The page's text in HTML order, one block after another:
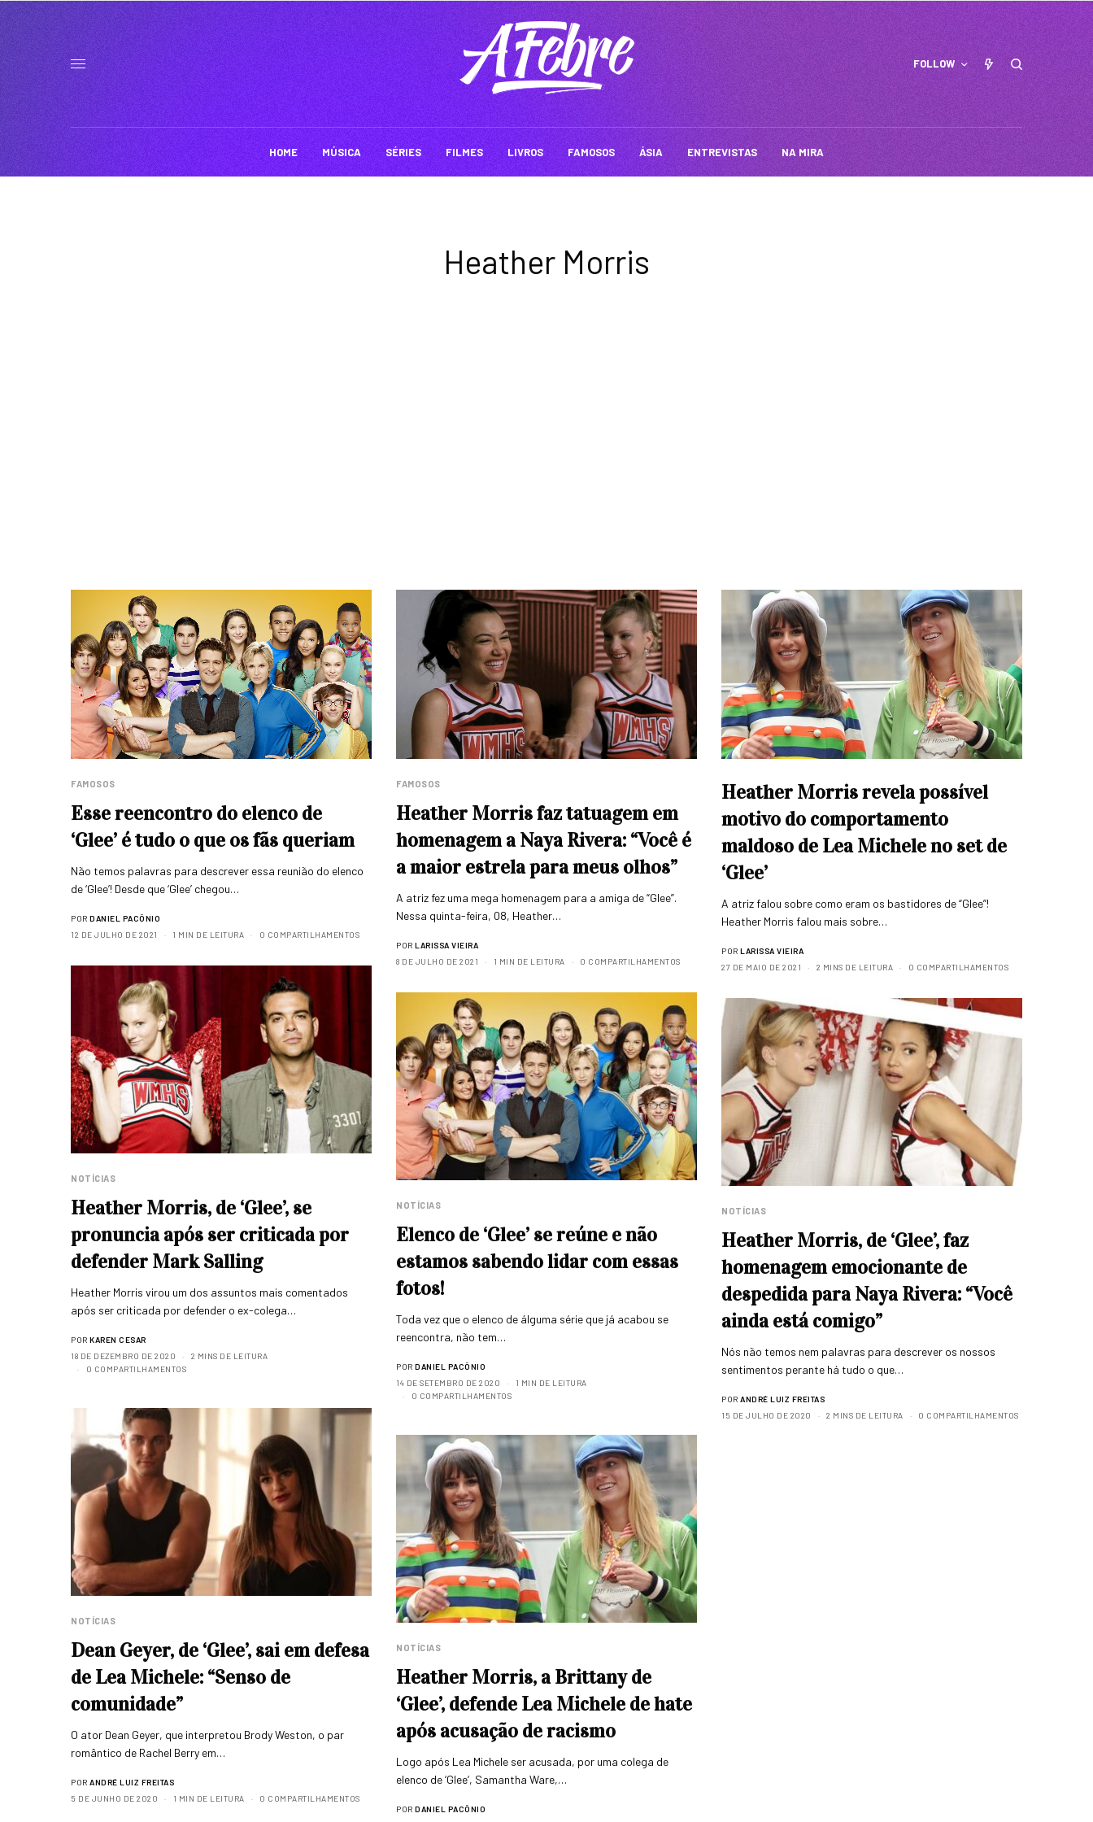
FOLLOW
HOME MÚSICA SÉRIES FILMES LIVROS FAMOSOS ÁSIA ENTREVISTAS NA MIRA
Heather Morris
FAMOSOS
Esse reencontro do elenco de
‘Glee’ é tudo o que os fãs queriam
Não temos palavras para descrever essa reunião do elenco
de ‘Glee’! Desde que ‘Glee’ chegou…
POR DANIEL PACÔNIO
12 DE JULHO DE 2021
1 MIN DE LEITURA 0 COMPARTILHAMENTOS
FAMOSOS
Heather Morris faz tatuagem em
homenagem a Naya Rivera: “Você é
a maior estrela para meus olhos”
A atriz fez uma mega homenagem para a amiga de “Glee”.
Nessa quinta-feira, 08, Heather…
POR LARISSA VIEIRA
8 DE JULHO DE 2021
1 MIN DE LEITURA 0 COMPARTILHAMENTOS
Heather Morris revela possível
motivo do comportamento
maldoso de Lea Michele no set de
‘Glee’
A atriz falou sobre como eram os bastidores de “Glee”!
Heather Morris falou mais sobre…
POR LARISSA VIEIRA
27 DE MAIO DE 2021
2 MINS DE LEITURA 0 COMPARTILHAMENTOS
NOTÍCIAS
Heather Morris, de ‘Glee’, se
pronuncia após ser criticada por
defender Mark Salling
Heather Morris virou um dos assuntos mais comentados
após ser criticada por defender o ex-colega…
POR KAREN CESAR
18 DE DEZEMBRO DE 2020
2 MINS DE LEITURA
0 COMPARTILHAMENTOS
NOTÍCIAS
Elenco de ‘Glee’ se reúne e não
estamos sabendo lidar com essas
fotos!
Toda vez que o elenco de álguma série que já acabou se
reencontra, não tem…
POR DANIEL PACÔNIO
14 DE SETEMBRO DE 2020
1 MIN DE LEITURA
0 COMPARTILHAMENTOS
NOTÍCIAS
Heather Morris, de ‘Glee’, faz
homenagem emocionante de
despedida para Naya Rivera: “Você
ainda está comigo”
Nós não temos nem palavras para descrever os nossos
sentimentos perante há tudo o que…
POR ANDRÉ LUIZ FREITAS
15 DE JULHO DE 2020
2 MINS DE LEITURA 0 COMPARTILHAMENTOS
NOTÍCIAS
Dean Geyer, de ‘Glee’, sai em defesa
de Lea Michele: “Senso de
comunidade”
O ator Dean Geyer, que interpretou Brody Weston, o par
romântico de Rachel Berry em…
POR ANDRÉ LUIZ FREITAS
5 DE JUNHO DE 2020
1 MIN DE LEITURA 0 COMPARTILHAMENTOS
NOTÍCIAS
Heather Morris, a Brittany de
‘Glee’, defende Lea Michele de hate
após acusação de racismo
Logo após Lea Michele ser acusada, por uma colega de
elenco de ‘Glee‘, Samantha Ware,…
POR DANIEL PACÔNIO